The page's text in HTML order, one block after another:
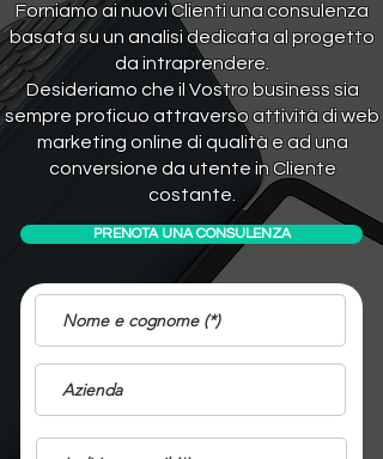
Forniamo ai nuovi Clienti una consulenza
basata su un analisi dedicata al progetto
da intraprendere.
Desideriamo che il Vostro business sia
sempre proficuo attraverso attività di web
marketing online di qualità e ad una
conversione da utente in Cliente
costante.
PRENOTA UNA CONSULENZA